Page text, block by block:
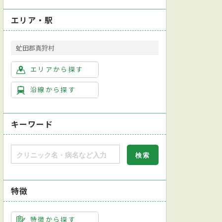
エリア・駅
虻田郡真狩村
エリアから探す
沿線から探す
キーワード
特徴
特徴から探す